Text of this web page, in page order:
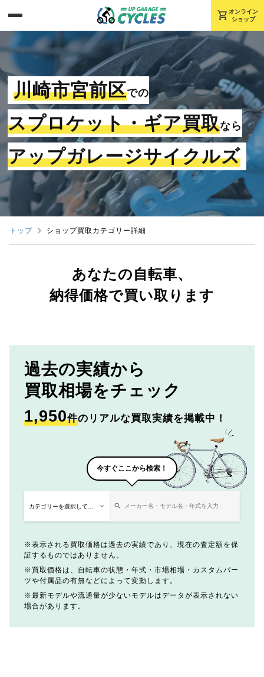
shopping_cart オンライン
ショップ
川崎市宮前区での
スプロケット・ギア買取なら
アップガレージサイクルズ
トップ ショップ買取カテゴリー詳細
あなたの自転車、
納得価格で買い取ります
過去の実績から
買取相場をチェック
1,950件のリアルな買取実績を掲載中！
今すぐここから検索！
表示される買取価格は過去の実績であり、現在の査定額を保
証するものではありません。
買取価格は、自転車の状態・年式・市場相場・カスタムパー
ツや付属品の有無などによって変動します。
最新モデルや流通量が少ないモデルはデータが表示されない
場合があります。